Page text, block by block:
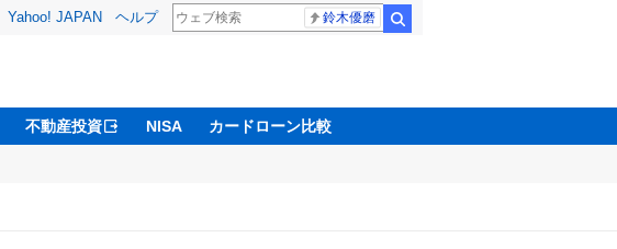
Yahoo! JAPAN ヘルプ 鈴木優磨
不動産投資 NISA カードローン比較